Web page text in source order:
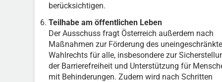
berücksichtigen.
Teilhabe am öffentlichen Leben
Der Ausschuss fragt Österreich außerdem nach
Maßnahmen zur Förderung des
Wahlrechts für alle, insbesondere zur
der Barrierefreiheit und Unterstützung für
mit Behinderungen. Zudem wird nach Schritten